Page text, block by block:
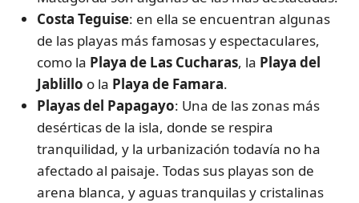
Costa Teguise: en ella se encuentran algunas
de las playas más famosas y espectaculares,
como la Playa de Las Cucharas, la Playa del
Jablillo o la Playa de Famara.
Playas del Papagayo: Una de las zonas más
desérticas de la isla, donde se respira
tranquilidad, y la urbanización todavía no ha
afectado al paisaje. Todas sus playas son de
arena blanca, y aguas tranquilas y cristalinas